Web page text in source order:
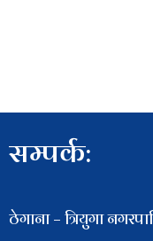
सम्पर्क:
ठेगाना – त्रियुगा